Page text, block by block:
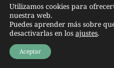
cheating-wife-dating
chechen-chat-rooms
Cheeky lovers ervaringen
Utilizamos cookies para
nuestra web.
Puedes aprender más sobre
desactivarlas en los ajustes.
Aceptar